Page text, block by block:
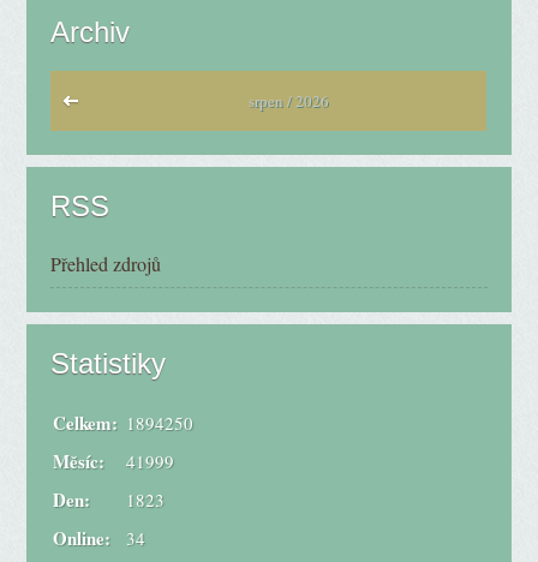
Archiv
srpen / 2026
RSS
Přehled zdrojů
Statistiky
Online: 34
Celkem: 1894250
Měsíc: 41999
Den: 1823